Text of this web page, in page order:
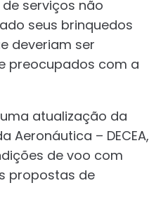
serviços não
seus brinquedos
deveriam ser
preocupados com a
atualização da
Aeronáutica – DECEA,
de voo com
propostas de